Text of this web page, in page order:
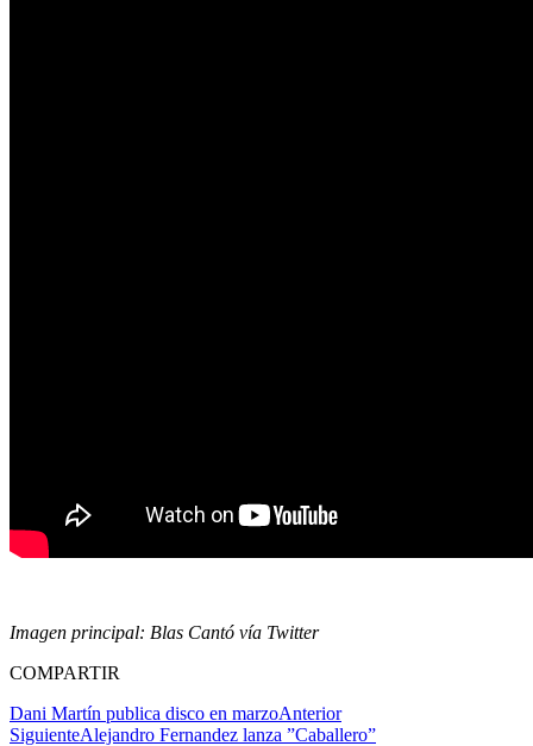
Imagen principal: Blas Cantó vía Twitter
COMPARTIR
Dani Martín publica disco en marzoAnterior
SiguienteAlejandro Fernandez lanza ”Caballero”